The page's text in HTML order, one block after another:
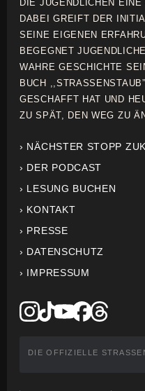
DIE JUGENDLICHEN
DABEI GREIFT DER
SEINE EIGENEN
BEGEGNET
WAHRE GESCHICHTE
BUCH
GESCHAFFT HAT UND
ZU SPÄT, DEN WEG ZU
› NÄCHSTER STOPP
› DER PODCAST
› LESUNG BUCHEN
› KONTAKT
› PRESSE
› DATENSCHUTZ
› IMPRESSUM
DIE OFFIZIELLE